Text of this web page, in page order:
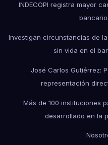
INDECOPI registra mayor
Investigan circunstancias de
sin vida en el
José Carlos Gutiérrez:
representación
Más de 100 instituciones
desarrollado en la